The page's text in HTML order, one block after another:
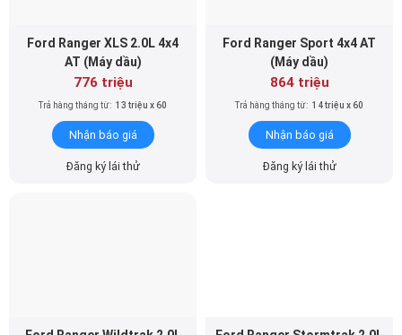
Ford Ranger XLS 2.0L 4x4
AT (Máy dầu)
776 triệu
Trả hàng tháng từ: 13 triệu x 60
Nhận báo giá
Đăng ký lái thử
Ford Ranger Sport 4x4 AT
(Máy dầu)
864 triệu
Trả hàng tháng từ: 14 triệu x 60
Nhận báo giá
Đăng ký lái thử